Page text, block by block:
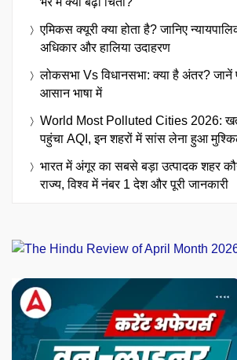
एमिकस क्यूरी क्या होता है? जानिए
अधिकार और हालिया उदाहरण
लोकसभा Vs विधानसभा: क्या है अंतर? जानें
आसान भाषा में
World Most Polluted Cities 2026:
पहुंचा AQI, इन शहरों में सांस लेना हुआ
भारत में अंगूर का सबसे बड़ा उत्पादक शहर
राज्य, विश्व में नंबर 1 देश और पूरी जानकारी